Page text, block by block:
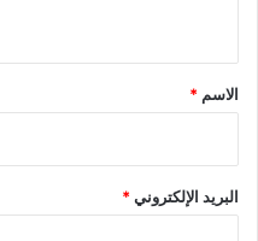
*
الاسم *
البريد الإلكتروني*